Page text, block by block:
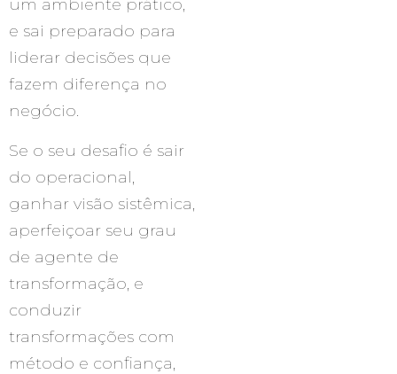
um ambiente prático,
e sai preparado para
liderar decisões que
fazem diferença no
negócio.
Se o seu desafio é sair
do operacional,
ganhar visão sistêmica,
aperfeiçoar seu grau
de agente de
transformação, e
conduzir
transformações com
método e confiança,